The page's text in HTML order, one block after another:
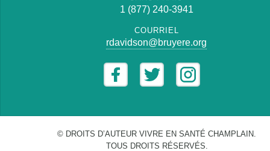
1 (877) 240-3941
COURRIEL
rdavidson@bruyere.org
© DROITS D’AUTEUR VIVRE EN SANTÉ CHAMPLAIN.
TOUS DROITS RÉSERVÉS.